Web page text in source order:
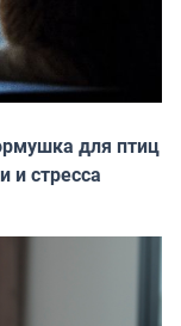
для птиц
и стресса